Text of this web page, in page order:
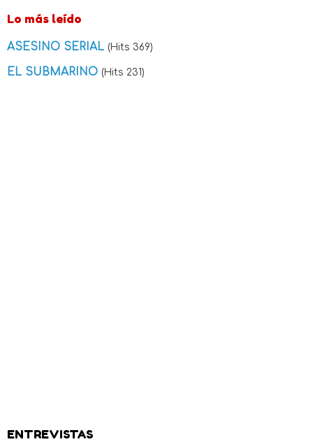
Lo más leído
ASESINO SERIAL (Hits 369)
EL SUBMARINO (Hits 231)
ENTREVISTAS